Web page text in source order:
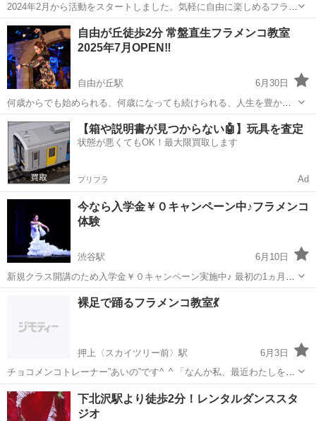
2024年2月から活動をスタートしました。気軽に自由に楽しめるフラメ
ンコサークル ”パルティーダ” ～ Partida circulo flamenco ～ 週末
昼、平日夜の時間帯に月2～3回活動しています。 未経験...
東京 渋谷区 恵比寿駅 フラメンコ 未経験
自由が丘徒歩2分 常盤直生フラメンコ教室
2025年7月OPEN‼️
自由が丘駅
6月30日
何歳からでも始められる、何歳になっても続けられる、人生を豊かに
するフラメンコをモットーに。 私自身大人になってから踊り未経験で
フラメンコを始め、たくさん失敗して探してきた経験から、生徒さん
の疑問や不安に寄り添ったレッス...
東京 目黒区 自由が丘駅 フラメンコ 未経験
【箱や説明書が見つからない🤖】玩具を査定
状態が悪くてもOK！最大限買取します
プリフラ Ad
今なら入学金￥０キャンペーン中♪フラメンコ
体験
渋谷駅
6月10日
新規クラス開講のため入学金￥０キャンペーン実施中♪ 最初の1ヵ月は
無料で靴とスカートがレンタル出来るので安心♪ 全く初めての人が1年
で1曲マスター出来る♪ 初心者専門スタジオ 基礎を大事に、丁寧、優し
渋谷区 渋谷駅 仲間
裸足で踊るフラメンコ教室💃
押上〈スカイツリー前〉駅
6月3日
チョコメンコトレーナー”あいの”です^_^ 「なんか私、最近わたしを楽
しんでないかも」 そんな女性にぴったりの、自分時間を。 リズムで整
う“フラメンコ”体験💐 忙しい毎日。 気づけば、自分のことはいつも...
東京 墨田区 押上〈スカイツリー前〉駅 フラメンコ
リズム
下北沢駅より徒歩2分！レンタルダンススタ
ジオ